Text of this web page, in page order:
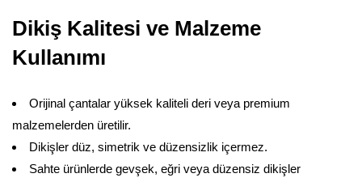
Dikiş Kalitesi ve Malzeme
Kullanımı
Orijinal çantalar yüksek kaliteli deri veya premium
malzemelerden üretilir.
Dikişler düz, simetrik ve düzensizlik içermez.
Sahte ürünlerde gevşek, eğri veya düzensiz dikişler